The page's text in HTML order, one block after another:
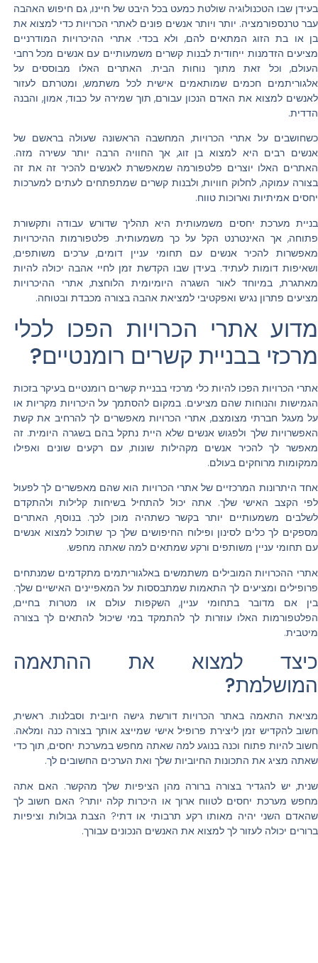
בעידן שבו הטכנולוגיה שולטת כמעט בכל היבט של חיינו, גם חיפוש האהבה
עבר טרנספורמציה. יותר ויותר אנשים פונים לאתרי הכרויות כדי למצוא את
בן או בת הזוג המתאים להם, ולא בכדי. אתרי ההיכרויות המודרניים
מציעים הזדמנות ייחודית לבנות קשרים משמעותיים עם אנשים מכל רחבי
העולם, וכל זאת מתוך נוחות הבית. האתרים האלו מבוססים על
אלגוריתמים חכמים שמותאמים אישית לכל משתמש, ומטרתם לעזור
לאנשים למצוא את האדם הנכון עבורם, תוך שמירה על כבוד, אמון, והבנה
הדדית.
כשחושבים על אתרי הכרויות, המחשבה הראשונה שעולה בראשם של
אנשים רבים היא למצוא בן זוג, אך החוויה הרבה יותר עשירה מזה.
האתרים האלו יוצרים פלטפורמה שמאפשרת לאנשים להכיר זה את זה
בצורה עמוקה, לחלוק חוויות, ולבנות קשרים שמתפתחים לעתים למערכות
יחסים אמיתיות וארוכות טווח.
בניית מערכת יחסים משמעותית היא תהליך שדורש עבודה ותקשורת
פתוחה, אך האינטרנט הקל על כך משמעותית. פלטפורמות ההיכרויות
מאפשרות להכיר אנשים עם תחומי עניין דומים, ערכים משותפים,
ושאיפות דומות לעתיד. בעידן שבו הקדשת זמן לחיי אהבה יכולה להיות
מאתגרת, במיוחד לאור השגרה היומיומית הלוחצת, אתרי ההיכרויות
מציעים פתרון נגיש ואפקטיבי למציאת אהבה בצורה מכבדת ובטוחה.
מדוע אתרי הכרויות הפכו לכלי
מרכזי בבניית קשרים רומנטיים?
אתרי הכרויות הפכו להיות כלי מרכזי בבניית קשרים רומנטיים בעיקר בזכות
הגמישות והנוחות שהם מציעים. במקום להסתמך על היכרויות מקריות או
על מעגל חברתי מצומצם, אתרי הכרויות מאפשרים לך להרחיב את קשת
האפשרויות שלך ולפגוש אנשים שלא היית נתקל בהם בשגרה היומית. זה
מאפשר לך להכיר אנשים מקהילות שונות, עם רקעים שונים ואפילו
ממקומות מרוחקים בעולם.
אחד היתרונות המרכזיים של אתרי הכרויות הוא שהם מאפשרים לך לפעול
לפי הקצב האישי שלך. אתה יכול להתחיל בשיחות קלילות ולהתקדם
לשלבים משמעותיים יותר בקשר כשתהיה מוכן לכך. בנוסף, האתרים
מספקים לך כלים לסינון ופילוח החיפושים שלך כך שתוכל למצוא אנשים
עם תחומי עניין משותפים ורקע שמתאים למה שאתה מחפש.
אתרי ההכרויות המובילים משתמשים באלגוריתמים מתקדמים שמנתחים
פרופילים ומציעים לך התאמות שמתבססות על המאפיינים האישיים שלך.
בין אם מדובר בתחומי עניין, השקפות עולם או מטרות בחיים,
הפלטפורמות האלו עוזרות לך להתמקד במי שיכול להתאים לך בצורה
מיטבית.
כיצד למצוא את ההתאמה
המושלמת?
מציאת התאמה באתר הכרויות דורשת גישה חיובית וסבלנות. ראשית,
חשוב להקדיש זמן ליצירת פרופיל אישי שמייצג אותך בצורה כנה ומלאה.
חשוב להיות פתוח וכנה בנוגע למה שאתה מחפש במערכת יחסים, תוך כדי
שאתה מציג את התכונות החיוביות שלך ואת הערכים החשובים לך.
שנית, יש להגדיר בצורה ברורה מהן הציפיות שלך מהקשר. האם אתה
מחפש מערכת יחסים לטווח ארוך או היכרות קלה יותר? האם חשוב לך
שהאדם השני יהיה מאותו רקע תרבותי או דתי? הצבת גבולות וציפיות
ברורים יכולה לעזור לך למצוא את האנשים הנכונים עבורך.